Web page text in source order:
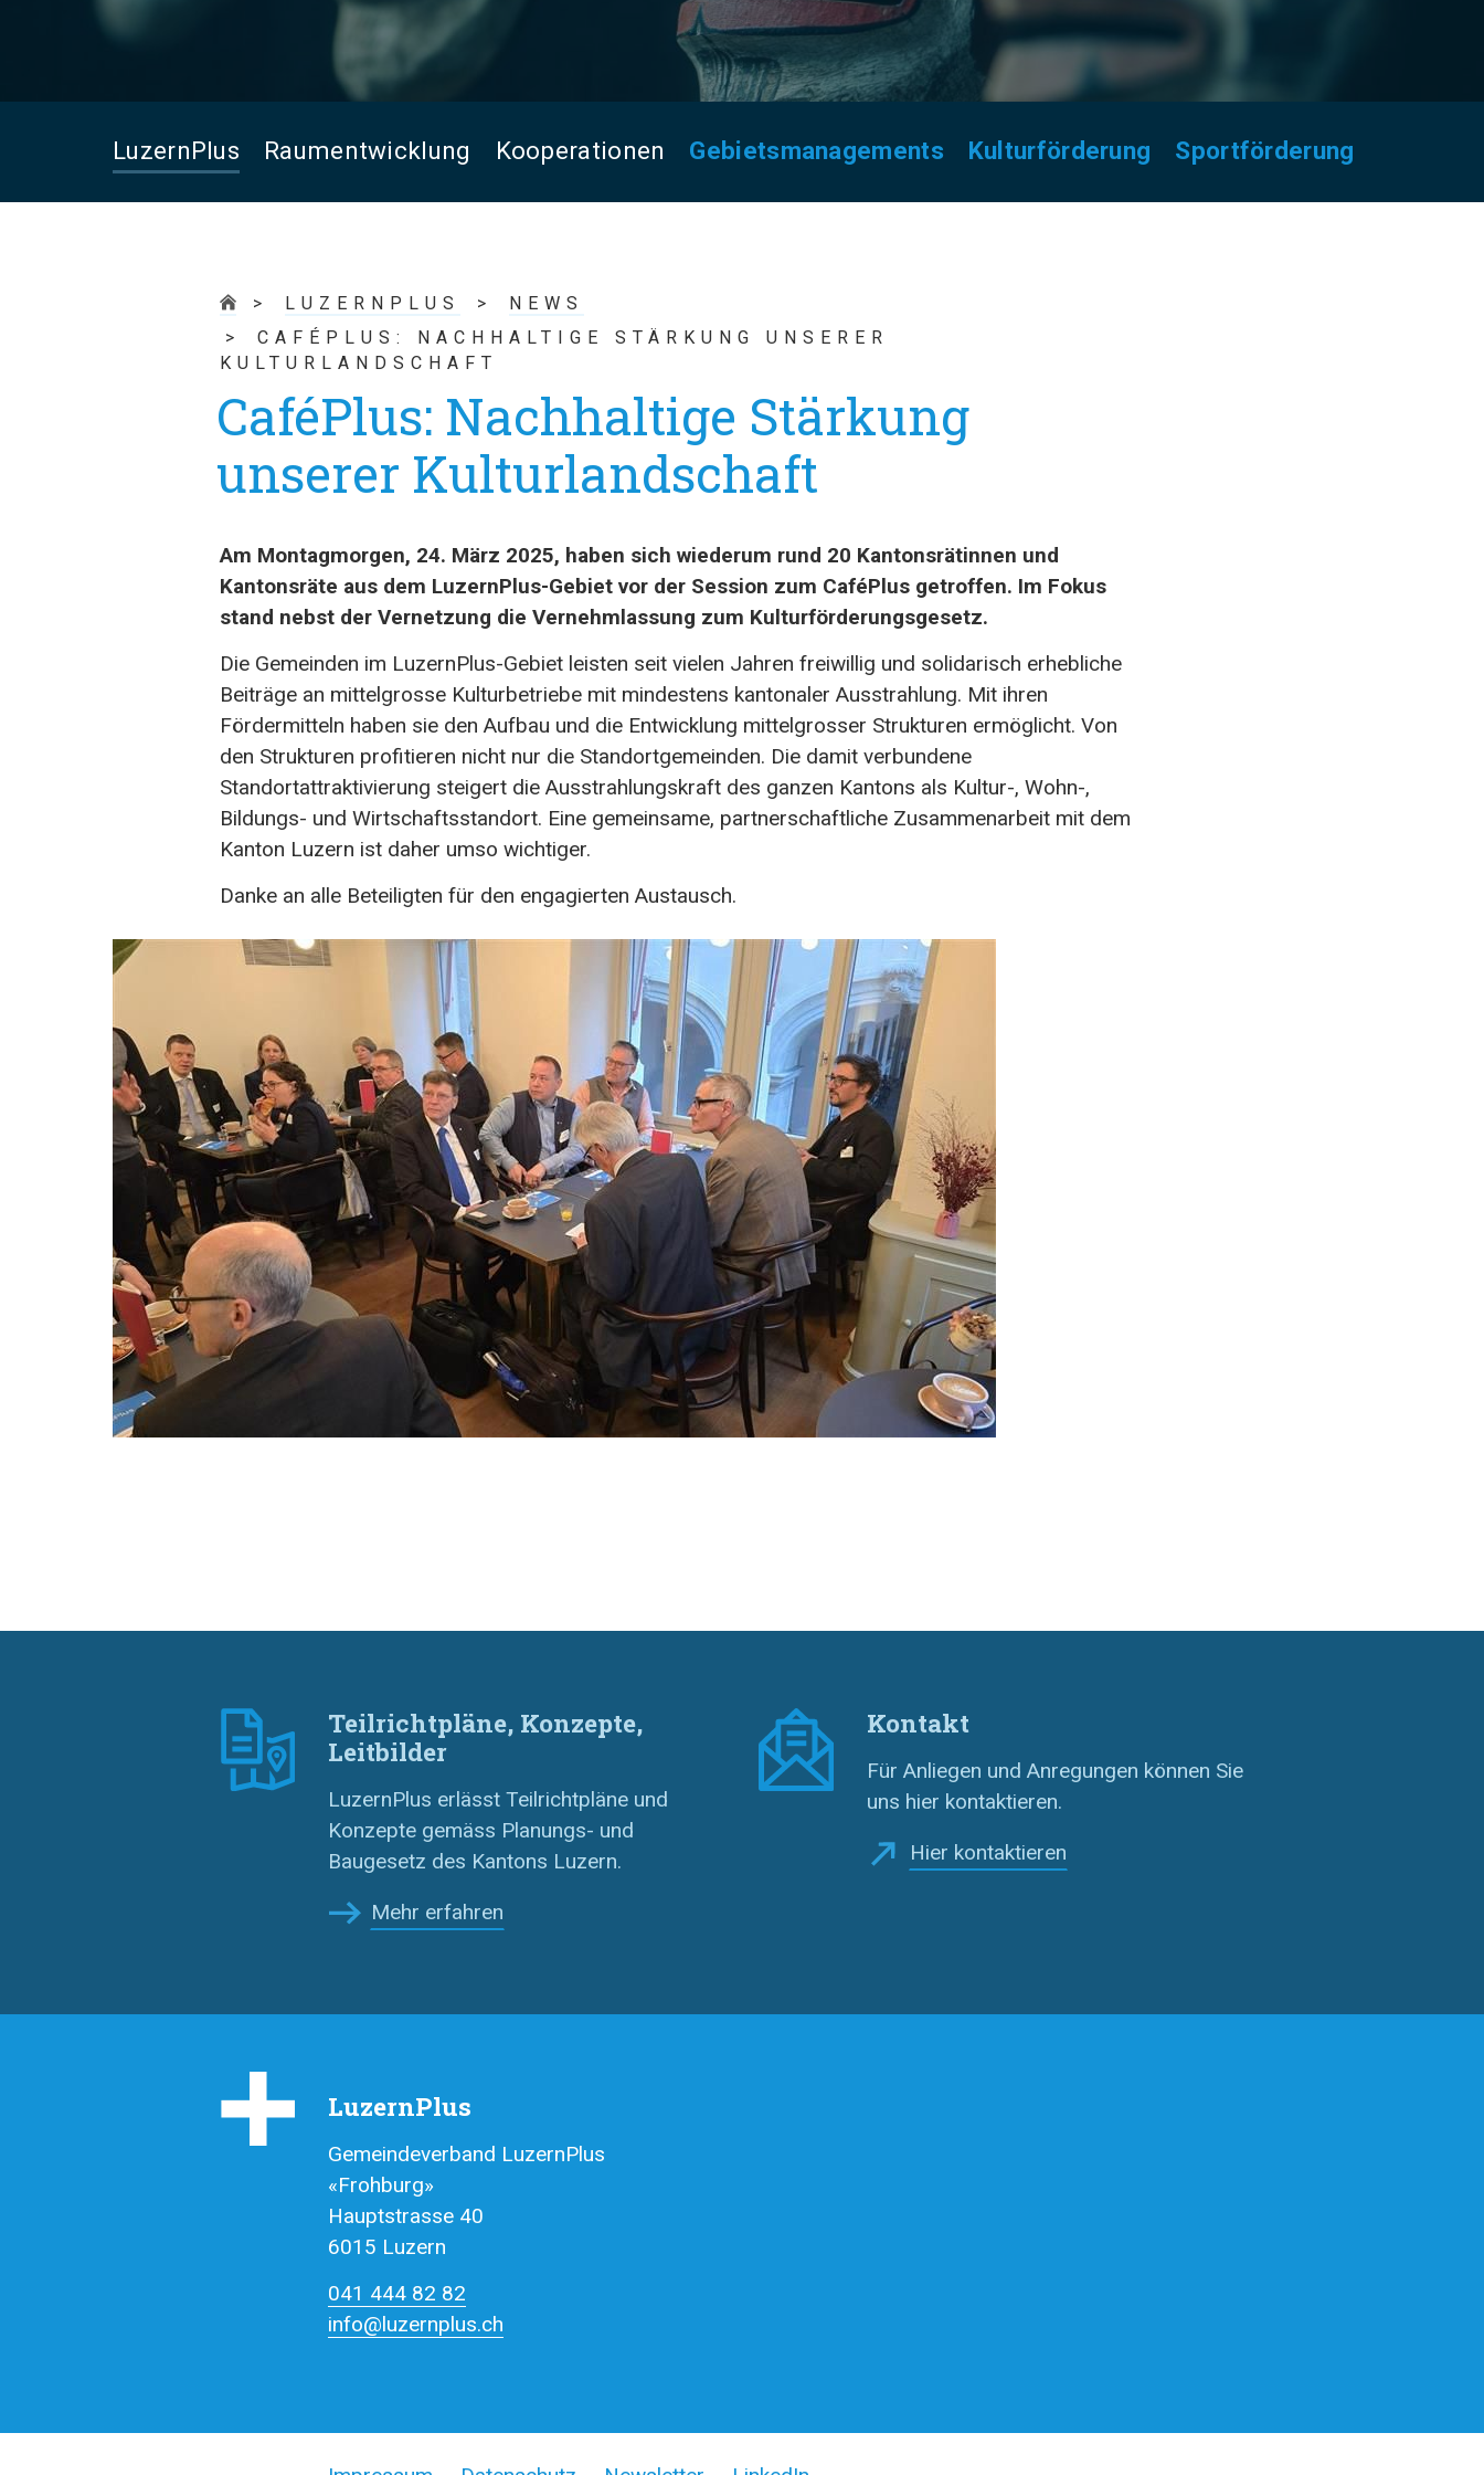
LuzernPlus Raumentwicklung Kooperationen Gebietsmanagements Kulturförderung Sportförderung
LUZERNPLUS
NEWS
CAFÉPLUS: NACHHALTIGE STÄRKUNG UNSERER
KULTURLANDSCHAFT
CaféPlus: Nachhaltige Stärkung
unserer Kulturlandschaft
Am Montagmorgen, 24. März 2025, haben sich wiederum rund 20 Kantonsrätinnen und
Kantonsräte aus dem LuzernPlus-Gebiet vor der Session zum CaféPlus getroffen. Im Fokus
stand nebst der Vernetzung die Vernehmlassung zum Kulturförderungsgesetz.
Die Gemeinden im LuzernPlus-Gebiet leisten seit vielen Jahren freiwillig und solidarisch erhebliche
Beiträge an mittelgrosse Kulturbetriebe mit mindestens kantonaler Ausstrahlung. Mit ihren
Fördermitteln haben sie den Aufbau und die Entwicklung mittelgrosser Strukturen ermöglicht. Von
den Strukturen profitieren nicht nur die Standortgemeinden. Die damit verbundene
Standortattraktivierung steigert die Ausstrahlungskraft des ganzen Kantons als Kultur-, Wohn-,
Bildungs- und Wirtschaftsstandort. Eine gemeinsame, partnerschaftliche Zusammenarbeit mit dem
Kanton Luzern ist daher umso wichtiger.
Danke an alle Beteiligten für den engagierten Austausch.
Teilrichtpläne, Konzepte,
Leitbilder
LuzernPlus erlässt Teilrichtpläne und
Konzepte gemäss Planungs- und
Baugesetz des Kantons Luzern.
Mehr erfahren
Kontakt
Für Anliegen und Anregungen können Sie
uns hier kontaktieren.
Hier kontaktieren
LuzernPlus
Gemeindeverband LuzernPlus
«Frohburg»
Hauptstrasse 40
6015 Luzern
041 444 82 82
info@luzernplus.ch